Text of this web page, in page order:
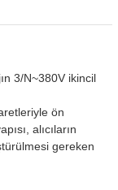
3/N~380V ikincil
ön
alıcıların
gereken